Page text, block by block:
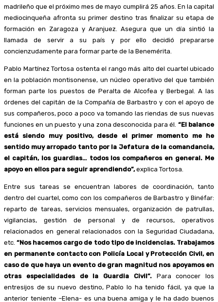
madrileño que el próximo mes de mayo cumplirá 25 años. En la capital
mediocinqueña afronta su primer destino tras finalizar su etapa de
formación en Zaragoza y Aranjuez. Asegura que un día sintió la
llamada de servir a su país y por ello decidió prepararse
concienzudamente para formar parte de la Benemérita.
Pablo Martínez Tortosa ostenta el rango más alto del cuartel ubicado
en la población montisonense, un núcleo operativo del que también
forman parte los puestos de Peralta de Alcofea y Berbegal. A las
órdenes del capitán de la Compañía de Barbastro y con el apoyo de
sus compañeros, poco a poco va tomando las riendas de sus nuevas
funciones en un puesto y una zona desconocida para él. “El balance
está siendo muy positivo, desde el primer momento me he
sentido muy arropado tanto por la Jefatura de la comandancia,
el capitán, los guardias… todos los compañeros en general. Me
apoyo en ellos para seguir aprendiendo”,explica Tortosa.
Entre sus tareas se encuentran labores de coordinación, tanto
dentro del cuartel, como con los compañeros de Barbastro y Binéfar:
reparto de tareas, servicios mensuales, organización de patrullas,
vigilancias, gestión de personal y de recursos, operativos
relacionados en general relacionados con la Seguridad Ciudadana,
etc.“Nos hacemos cargo de todo tipo de incidencias. Trabajamos
en permanente contacto con Policía Local y Protección Civil, en
caso de que haya un evento de gran magnitud nos apoyamos en
otras especialidades de la Guardia Civil”.Para conocer los
entresijos de su nuevo destino, Pablo lo ha tenido fácil, ya que la
anterior teniente –Elena- es una buena amiga y le ha dado buenos